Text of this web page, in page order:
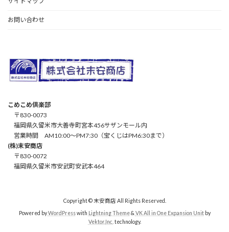
お問い合わせ
こめこめ倶楽部
〒830-0073
福岡県久留米市大善寺町宮本456サザンモール内
営業時間 AM10:00～PM7:30（宝くじはPM6:30まで）
(株)末安商店
〒830-0072
福岡県久留米市安武町安武本464
Copyright © 末安商店 All Rights Reserved.
Powered byWordPresswith Lightning Theme& VK All in One Expansion Unitby
Vektor,Inc. technology.